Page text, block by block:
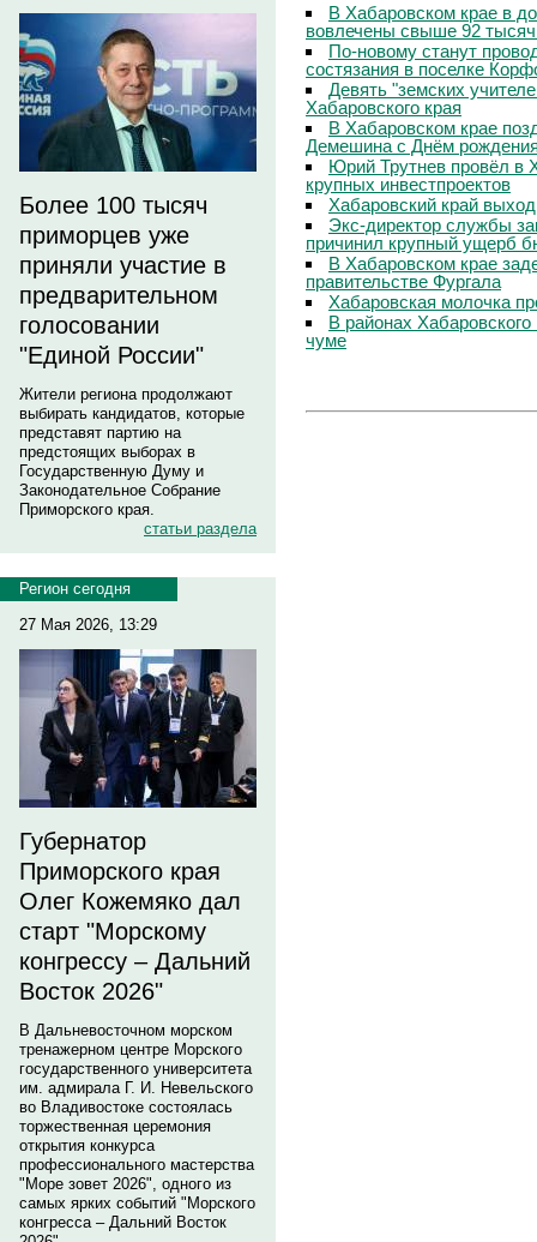
Более 100 тысяч
приморцев уже
приняли участие в
предварительном
голосовании
"Единой России"
Жители региона продолжают
выбирать кандидатов, которые
представят партию на
предстоящих выборах в
Государственную Думу и
Законодательное Собрание
Приморского края.
статьи раздела
Регион сегодня
27 Мая 2026, 13:29
Губернатор
Приморского края
Олег Кожемяко дал
старт "Морскому
конгрессу – Дальний
Восток 2026"
В Дальневосточном морском
тренажерном центре Морского
государственного университета
им. адмирала Г. И. Невельского
во Владивостоке состоялась
торжественная церемония
открытия конкурса
профессионального мастерства
"Море зовет 2026", одного из
самых ярких событий "Морского
конгресса – Дальний Восток
В Хабаровском крае в
вовлечены свыше 92 тысяч
По-новому станут
состязания в поселке
Девять "земских
Хабаровского края
В Хабаровском крае
Демешина с Днём
Юрий Трутнев провёл в
крупных инвестпроектов
Хабаровский край
Экс-директор службы
причинил крупный ущерб
В Хабаровском крае
правительстве Фургала
Хабаровская молочка
В районах
чуме